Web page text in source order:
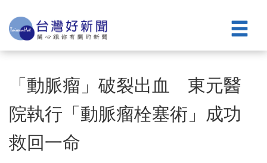
「動脈瘤」破裂出血 東元醫
院執行「動脈瘤栓塞術」成功
救回一命